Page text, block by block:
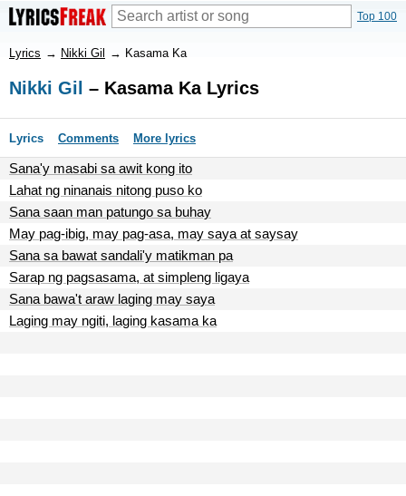
Top 100
Lyrics → Nikki Gil → Kasama Ka
Nikki Gil – Kasama Ka Lyrics
Lyrics Comments More lyrics
Sana'y masabi sa awit kong ito
Lahat ng ninanais nitong puso ko
Sana saan man patungo sa buhay
May pag-ibig, may pag-asa, may saya at saysay
Sana sa bawat sandali'y matikman pa
Sarap ng pagsasama, at simpleng ligaya
Sana bawa't araw laging may saya
Laging may ngiti, laging kasama ka